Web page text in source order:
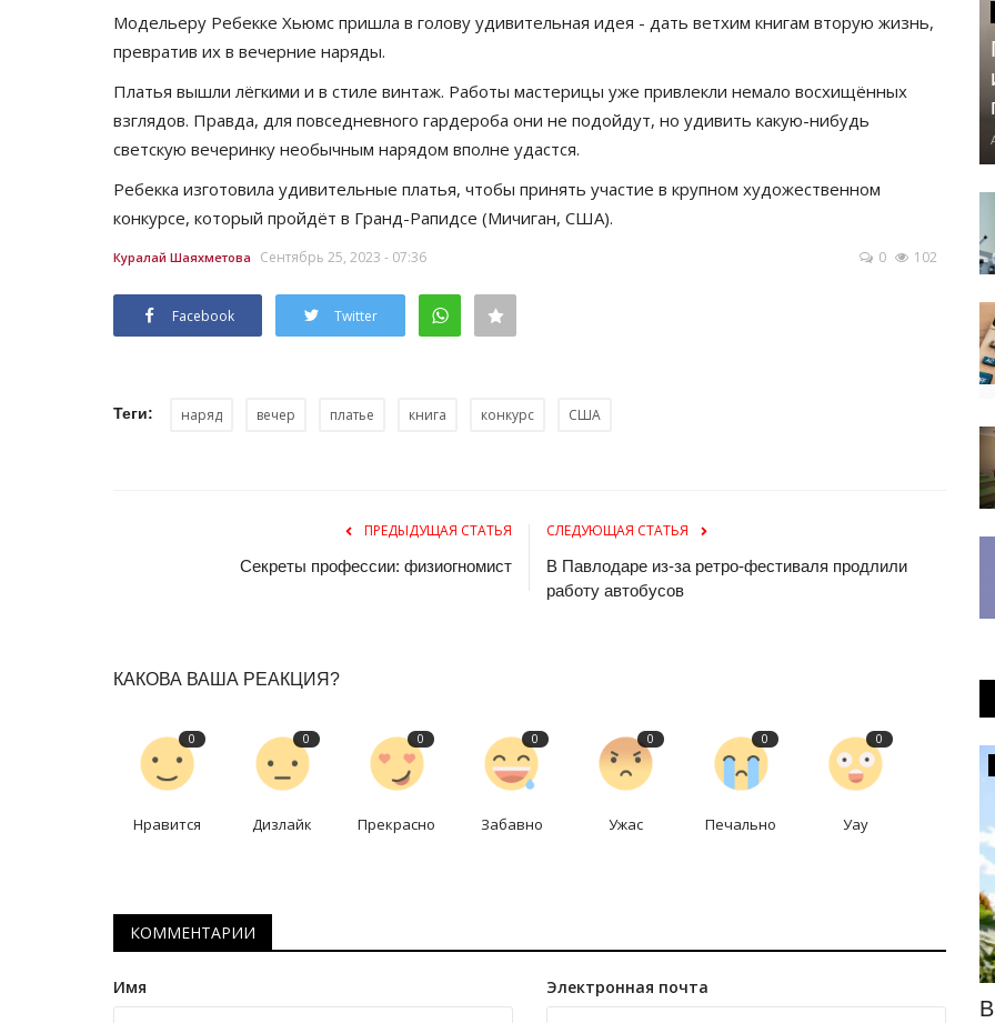
Модельеру Ребекке Хьюмс пришла в голову удивительная идея - дать ветхим книгам вторую жизнь,
превратив их в вечерние наряды.
Платья вышли лёгкими и в стиле винтаж. Работы мастерицы уже привлекли немало восхищённых
взглядов. Правда, для повседневного гардероба они не подойдут, но удивить какую-нибудь
светскую вечеринку необычным нарядом вполне удастся.
Ребекка изготовила удивительные платья, чтобы принять участие в крупном художественном
конкурсе, который пройдёт в Гранд-Рапидсе (Мичиган, США).
Куралай Шаяхметова Сентябрь 25, 2023 - 07:36 0 102
Facebook Twitter
Теги: наряд вечер платье книга конкурс США
ПРЕДЫДУЩАЯ СТАТЬЯ
Секреты профессии: физиогномист
СЛЕДУЮЩАЯ СТАТЬЯ
В Павлодаре из-за ретро-фестиваля продлили
работу автобусов
КАКОВА ВАША РЕАКЦИЯ?
0
Нравится
0
Дизлайк
0
Прекрасно
0
Забавно
0
Ужас
0
Печально
0
Уау
КОММЕНТАРИИ
Имя Электронная почта
Медицина
Павлодарские медики расширят
Фоторепортаж
Район Аккулы подтвердил статус